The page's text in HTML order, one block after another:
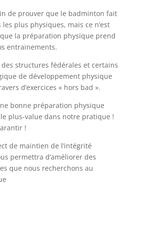
de prouver que le badminton fait
plus physiques, mais ce n’est
la préparation physique prend
entrainements.
structures fédérales et certains
de développement physique
d’exercices « hors bad ».
bonne préparation physique
plus-value dans notre pratique !
!
de maintien de l’intégrité
permettra d’améliorer des
que nous recherchons au